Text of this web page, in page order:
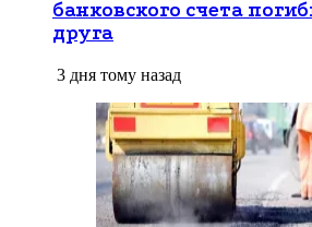
банковского счета
друга
3 дня тому назад